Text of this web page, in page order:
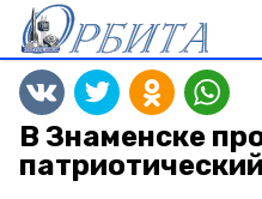
В Знаменске